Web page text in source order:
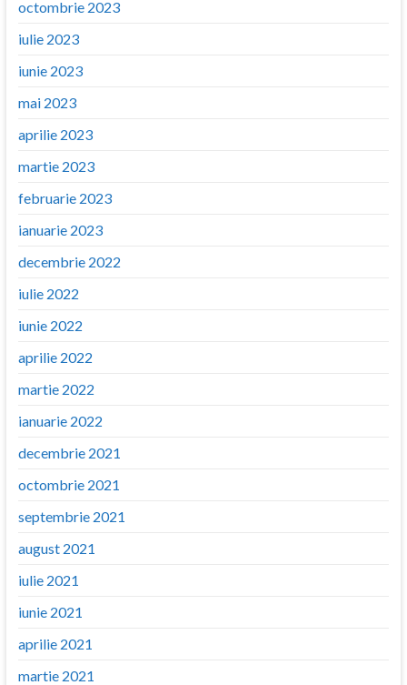
octombrie 2023
iulie 2023
iunie 2023
mai 2023
aprilie 2023
martie 2023
februarie 2023
ianuarie 2023
decembrie 2022
iulie 2022
iunie 2022
aprilie 2022
martie 2022
ianuarie 2022
decembrie 2021
octombrie 2021
septembrie 2021
august 2021
iulie 2021
iunie 2021
aprilie 2021
martie 2021